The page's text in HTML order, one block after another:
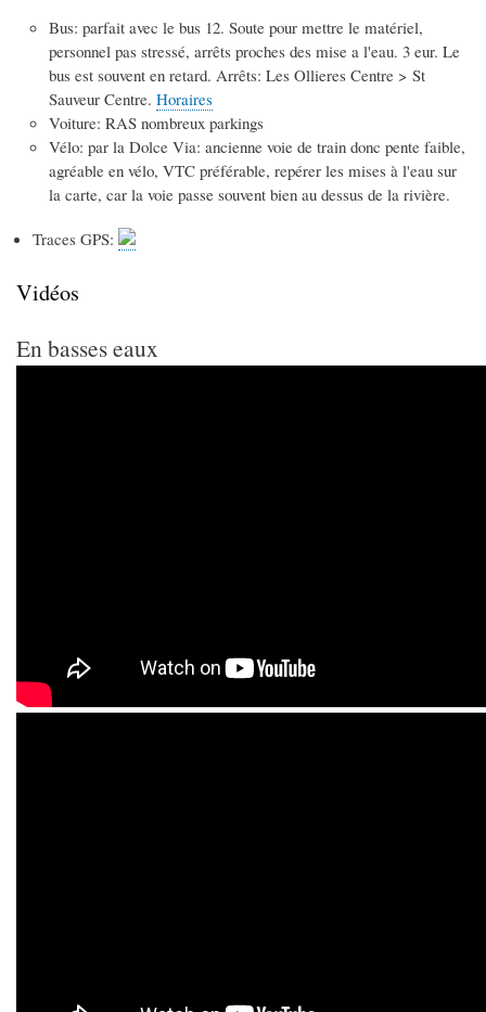
Bus: parfait avec le bus 12. Soute pour mettre le matériel,
personnel pas stressé, arrêts proches des mise a l'eau. 3 eur. Le
bus est souvent en retard. Arrêts: Les Ollieres Centre > St
Sauveur Centre. Horaires
Voiture: RAS nombreux parkings
Vélo: par la Dolce Via: ancienne voie de train donc pente faible,
agréable en vélo, VTC préférable, repérer les mises à l'eau sur
la carte, car la voie passe souvent bien au dessus de la rivière.
Traces GPS:
Vidéos
En basses eaux